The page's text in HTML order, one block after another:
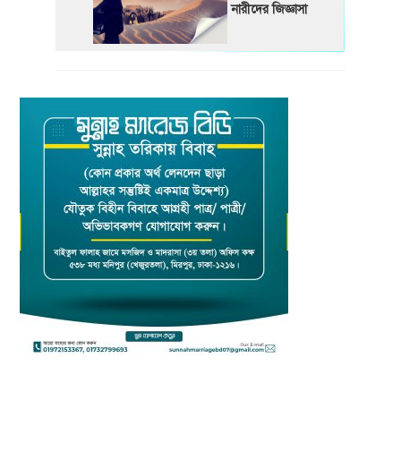
নারীদের জিজ্ঞাসা